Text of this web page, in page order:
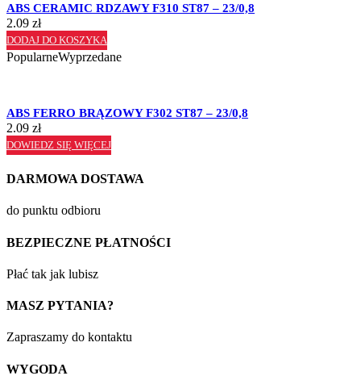
ABS CERAMIC RDZAWY F310 ST87 – 23/0,8
2.09 zł
DODAJ DO KOSZYKA
PopularneWyprzedane
ABS FERRO BRĄZOWY F302 ST87 – 23/0,8
2.09 zł
DOWIEDZ SIĘ WIĘCEJ
DARMOWA DOSTAWA
do punktu odbioru
BEZPIECZNE PŁATNOŚCI
Płać tak jak lubisz
MASZ PYTANIA?
Zapraszamy do kontaktu
WYGODA